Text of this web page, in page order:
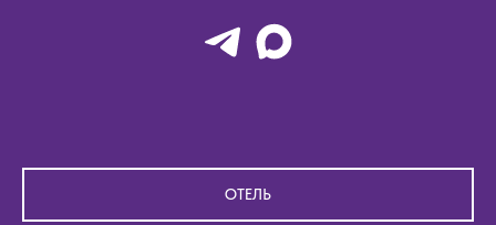
ОТЕЛЬ